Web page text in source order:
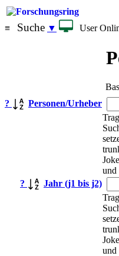
≡ Suche ▼ User
?
Personen/Urheber
und
?
Jahr (j1 bis j2)
und